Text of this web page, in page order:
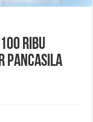
Ribu
Pancasila